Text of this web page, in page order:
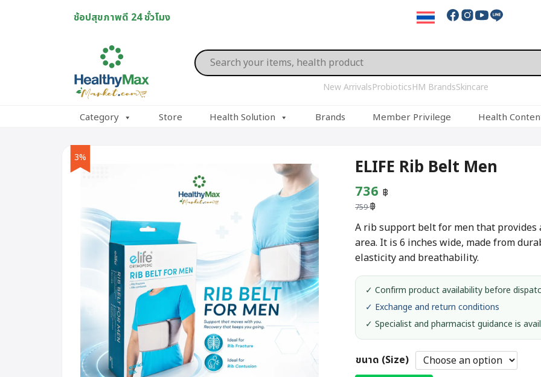
ช้อปสุขภาพดี 24 ชั่วโมง
Products
search
New ArrivalsProbioticsHM BrandsSkincare
Category Store Health Solution Brands Member Privilege Health
3% ELIFE Rib Belt Men
759฿
Original
price
was:
759 ฿.
736 ฿
is:
736 ฿.
A rib support belt for men that
area. It is 6 inches wide, made from
elasticity and breathability.
✓ Confirm product availability before
✓ Exchange and return conditions
✓ Specialist and pharmacist guidance is
ขนาด (Size)